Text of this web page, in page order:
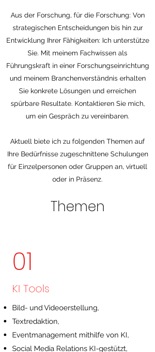
Aus der Forschung, für die Forschung: Von
strategischen Entscheidungen bis hin zur
Entwicklung Ihrer Fähigkeiten: Ich unterstütze
Sie. Mit meinem Fachwissen als
Führungskraft in einer Forschungseinrichtung
und meinem Branchenverständnis erhalten
Sie konkrete Lösungen und erreichen
spürbare Resultate. Kontaktieren Sie mich,
um ein Gespräch zu vereinbaren.
Aktuell biete ich zu folgenden Themen auf
Ihre Bedürfnisse zugeschnittene Schulungen
für Einzelpersonen oder Gruppen an, virtuell
oder in Präsenz.
Themen
01
KI Tools
Bild- und Videoerstellung,
Textredaktion,
Eventmanagement mithilfe von KI,
Social Media Relations KI-gestützt,